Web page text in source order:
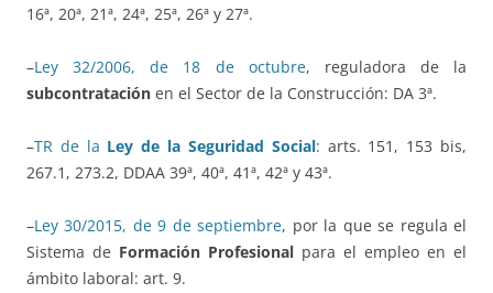
16ª, 20ª, 21ª, 24ª, 25ª, 26ª y 27ª.
–Ley 32/2006, de 18 de octubre, reguladora de la
subcontratación en el Sector de la Construcción: DA 3ª.
–TR de la Ley de la Seguridad Social: arts. 151, 153 bis,
267.1, 273.2, DDAA 39ª, 40ª, 41ª, 42ª y 43ª.
–Ley 30/2015, de 9 de septiembre, por la que se regula el
Sistema de Formación Profesional para el empleo en el
ámbito laboral: art. 9.